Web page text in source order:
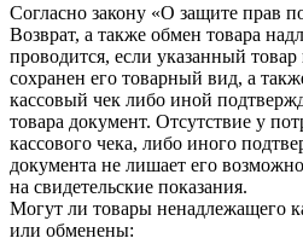
Согласно закону «О защите прав
Возврат, а также обмен товара
проводится, если указанный
сохранен его товарный вид, а
кассовый чек либо иной
товара документ. Отсутствие у
кассового чека, либо иного
документа не лишает его
на свидетельские показания.
Могут ли товары ненадлежащего
или обменены: